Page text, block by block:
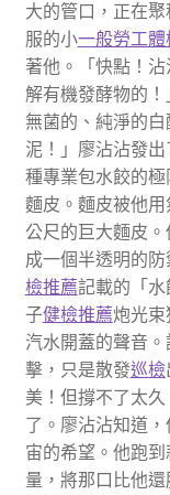
大的管口，正在
服的小一般勞工體
著他。「快點！
解有機發酵物的
無菌的、純淨的
泥！」廖沾沾發
種專業包水餃的
麵皮。麵皮被他
公尺的巨大麵皮
成一個半透明的
檢推薦記載的「
子健檢推薦炮光
汽水開蓋的聲音
擊，只是散發巡檢
美！但撐不了太
了。廖沾沾知道
宙的希望。他跑
量，將那口比他